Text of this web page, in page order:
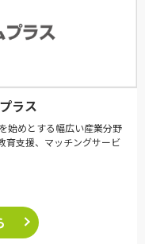
ラス
始めとする幅広い産業分野
育支援、マッチングサービ